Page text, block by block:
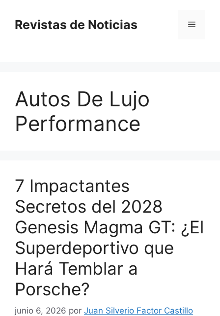
contenido
Revistas de Noticias Menú
Autos De Lujo
Performance
7 Impactantes
Secretos del 2028
Genesis Magma GT: ¿El
Superdeportivo que
Hará Temblar a
Porsche?
junio 6, 2026 por Juan Silverio Factor Castillo